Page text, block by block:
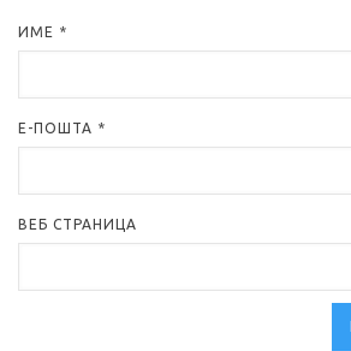
ИМЕ *
Е-ПОШТА *
ВЕБ СТРАНИЦА